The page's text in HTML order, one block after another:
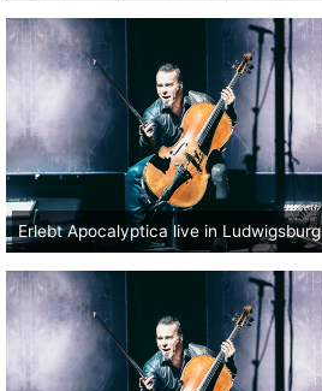
Erlebt Apocalyptica live in Ludwigsburg